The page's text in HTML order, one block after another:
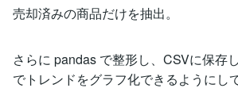
売却済みの商品だけを抽出。
さらに pandas で整形し、CSVに保存
でトレンドをグラフ化できるようにし